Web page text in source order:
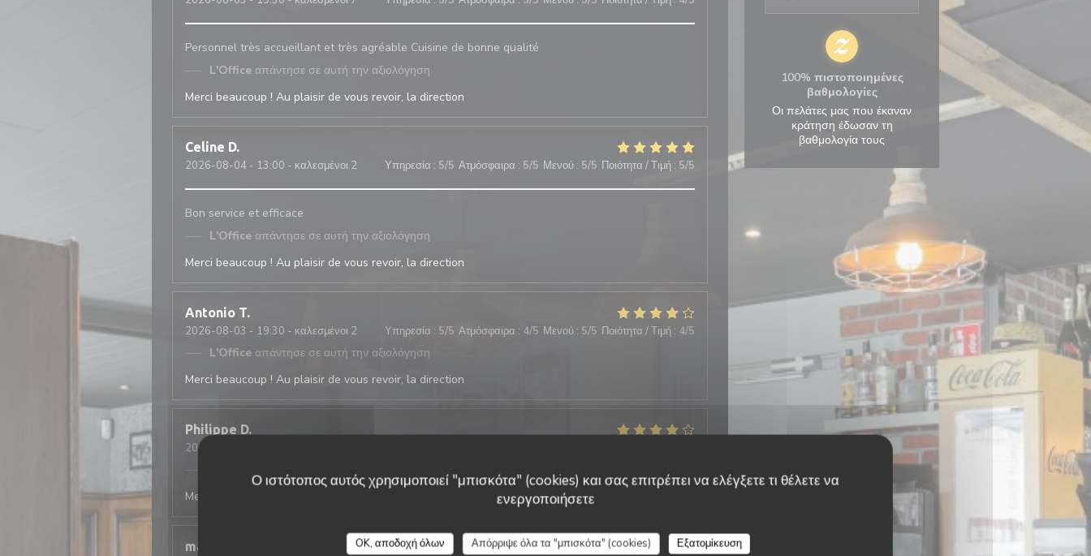
Ο ιστότοπος αυτός χρησιμοποιεί "μπισκότα" (cookies) και σας επιτρέπει να ελέγξετε τι θέλετε να
ενεργοποιήσετε
OK, αποδοχή όλων Απόρριψε όλα τα "μπισκότα" (cookies)
Εξατομίκευση
Personnel très accueillant et très agréable Cuisine de bonne qualité
L'Office απάντησε σε αυτή την αξιολόγηση
Merci beaucoup ! Au plaisir de vous revoir, la direction
Celine D
2026-08-04 - 13:00 - καλεσμένοι 2 Υπηρεσία : 5/5 Ατμόσφαιρα : 5/5 Μενού : 5/5 Ποιότητα / Τιμή : 5/5
Bon service et efficace
L'Office απάντησε σε αυτή την αξιολόγηση
Merci beaucoup ! Au plaisir de vous revoir, la direction
Antonio T
2026-08-03 - 19:30 - καλεσμένοι 2 Υπηρεσία : 5/5 Ατμόσφαιρα : 4/5 Μενού : 5/5 Ποιότητα / Τιμή : 4/5
L'Office απάντησε σε αυτή την αξιολόγηση
Merci beaucoup ! Au plaisir de vous revoir, la direction
Philippe D
2026-08-03
Merci beaucoup ! Au plaisir de vous revoir, la direction
mathis
100% πιστοποιημένες
βαθμολογίες
Οι πελάτες μας που έκαναν
κράτηση έδωσαν τη
βαθμολογία τους